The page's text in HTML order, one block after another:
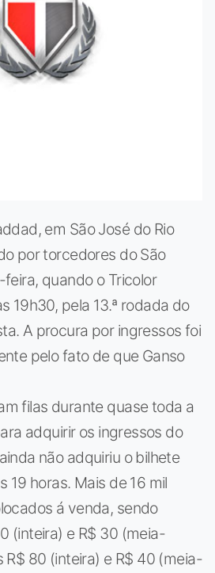
em São José do Rio
por torcedores do São
quando o Tricolor
19h30, pela 13.ª rodada do
A procura por ingressos foi
pelo fato de que Ganso
filas durante quase toda a
adquirir os ingressos do
não adquiriu o bilhete
19 horas. Mais de 16 mil
á venda, sendo
(inteira) e R$ 30 (meia-
80 (inteira) e R$ 40 (meia-